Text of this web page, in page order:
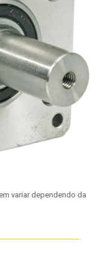
variar dependendo da